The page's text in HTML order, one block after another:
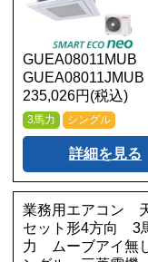
GUEA08011MUB
GUEA08011JMUB
235,026円(税込)
3馬力 シングル
詳細を見る
業務用エアコン
セット形4方向 3
力 ムーブアイ無